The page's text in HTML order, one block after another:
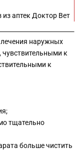
аптек Доктор Вет
наружных
к
к
тщательно
больше чистить